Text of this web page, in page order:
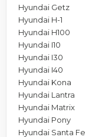
Hyundai Getz
Hyundai H-1
Hyundai H100
Hyundai I10
Hyundai I30
Hyundai I40
Hyundai Kona
Hyundai Lantra
Hyundai Matrix
Hyundai Pony
Hyundai Santa Fe